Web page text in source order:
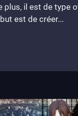
plus, il est de
est de créer...